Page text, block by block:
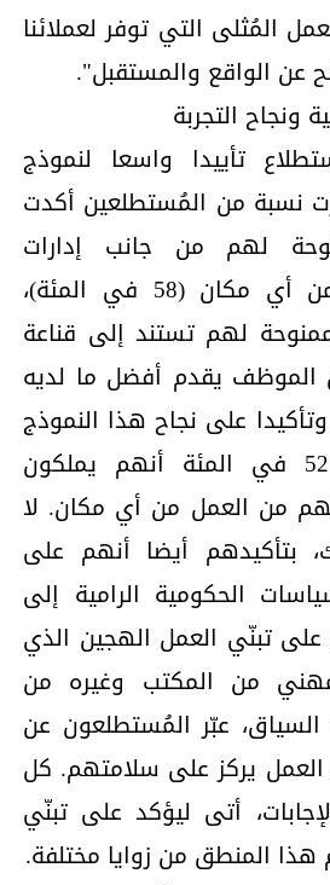
المُثلى التي توفر لعملائنا
عن الواقع والمستقبل".
ونجاح التجربة
تأييدا واسعا لنموذج
نسبة من المُستطلعين أكدت
لهم من جانب إدارات
شركاتهم للعمل من أي مكان (58 في المئة)،
لهم تستند إلى قناعة
الموظف يقدم أفضل ما لديه
على نجاح هذا النموذج
في العمل، قال 52 في المئة أنهم يملكون
من العمل من أي مكان. لا
بتأكيدهم أيضا أنهم على
الحكومية الرامية إلى
تبنّي العمل الهجين الذي
من المكتب وغيره من
عبّر المُستطلعون عن
يركز على سلامتهم. كل
أتى ليؤكد على تبنّي
المنطق من زوايا مختلفة.